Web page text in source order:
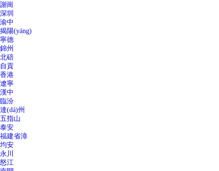
謝崗
深圳
渝中
揭陽(yáng)
寧德
錦州
北碚
自貢
香港
遼寧
漢中
臨汾
達(dá)州
五指山
泰安
福建省漳
均安
永川
怒江